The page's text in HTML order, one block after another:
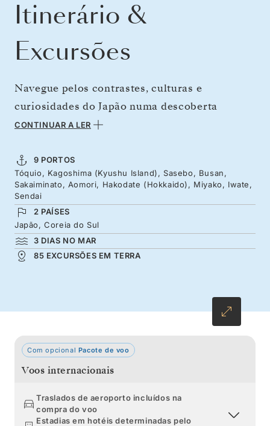
Itinerário &
Excursões
Navegue pelos contrastes, culturas e
curiosidades do Japão numa descoberta
profunda da região: da cidade futurista de
samurai. Visite os memoriais da paz em
Nagasaki e os animados mercados noturnos da
Coreia do Sul antes de regressarmos ao lado
mais tranquilo do Japão: os templos de Quioto,
os seus jardins incomparáveis e rituais de chá
repletos de tranquilidade. Continuamos para
Regressamos a sul para terminar esta viagem
em Tóquio.
CONTINUAR A LER
9 PORTOS
Tóquio, Kagoshima (Kyushu Island), Sasebo, Busan,
Sakaiminato, Aomori, Hakodate (Hokkaido), Miyako, Iwate,
Sendai
2 PAÍSES
Japão, Coreia do Sul
3 DIAS NO MAR
85 EXCURSÕES EM TERRA
Com opcional Pacote de voo
Voos internacionais
Traslados de aeroporto incluídos na
compra do voo
Estadias em hotéis determinadas pelo